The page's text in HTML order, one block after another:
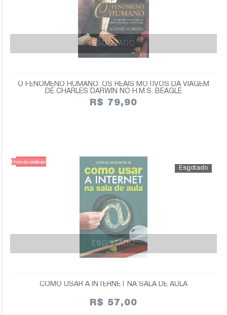
ESGOTADO
O FENÔMENO HUMANO: OS REAIS MOTIVOS DA VIAGEM
DE CHARLES DARWIN NO H.M.S. BEAGLE
R$ 79,90
ESGOTADO
COMO USAR A INTERNET NA SALA DE AULA
R$ 57,00